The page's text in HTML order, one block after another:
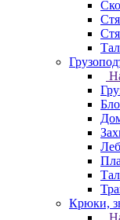
Крюки,